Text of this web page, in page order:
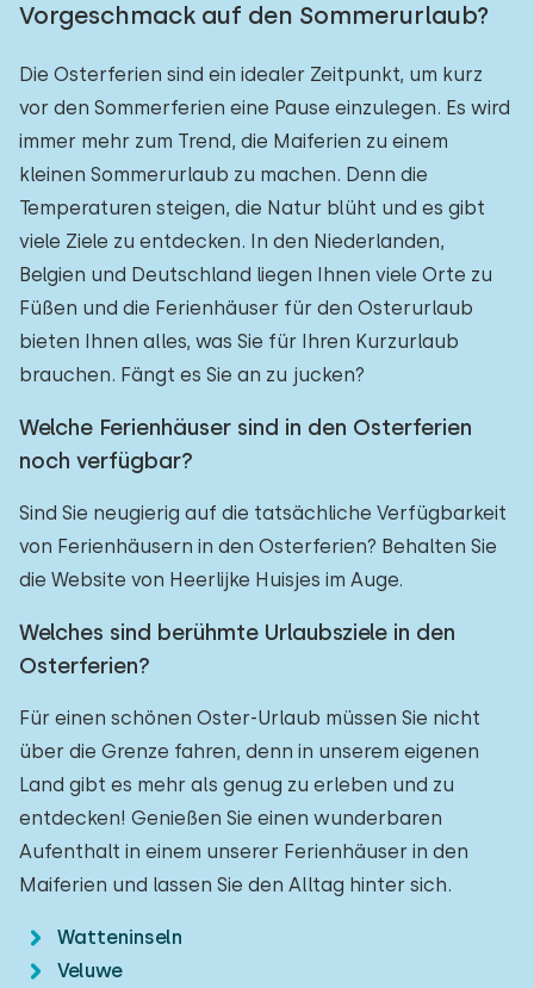
Vorgeschmack auf den Sommerurlaub?
Die Osterferien sind ein idealer Zeitpunkt, um kurz
vor den Sommerferien eine Pause einzulegen. Es wird
immer mehr zum Trend, die Maiferien zu einem
kleinen Sommerurlaub zu machen. Denn die
Temperaturen steigen, die Natur blüht und es gibt
viele Ziele zu entdecken. In den Niederlanden,
Belgien und Deutschland liegen Ihnen viele Orte zu
Füßen und die Ferienhäuser für den Osterurlaub
bieten Ihnen alles, was Sie für Ihren Kurzurlaub
brauchen. Fängt es Sie an zu jucken?
Welche Ferienhäuser sind in den Osterferien
noch verfügbar?
Sind Sie neugierig auf die tatsächliche Verfügbarkeit
von Ferienhäusern in den Osterferien? Behalten Sie
die Website von Heerlijke Huisjes im Auge.
Welches sind berühmte Urlaubsziele in den
Osterferien?
Für einen schönen Oster-Urlaub müssen Sie nicht
über die Grenze fahren, denn in unserem eigenen
Land gibt es mehr als genug zu erleben und zu
entdecken! Genießen Sie einen wunderbaren
Aufenthalt in einem unserer Ferienhäuser in den
Maiferien und lassen Sie den Alltag hinter sich.
Watteninseln
Veluwe